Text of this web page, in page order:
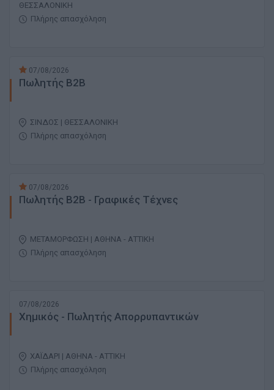
ΘΕΣΣΑΛΟΝΙΚΗ
Πλήρης απασχόληση
07/08/2026
Πωλητής Β2Β
ΣΙΝΔΟΣ | ΘΕΣΣΑΛΟΝΙΚΗ
Πλήρης απασχόληση
07/08/2026
Πωλητής B2B - Γραφικές Τέχνες
ΜΕΤΑΜΟΡΦΩΣΗ | ΑΘΗΝΑ - ΑΤΤΙΚΗ
Πλήρης απασχόληση
07/08/2026
Χημικός - Πωλητής Απορρυπαντικών
ΧΑΪΔΑΡΙ | ΑΘΗΝΑ - ΑΤΤΙΚΗ
Πλήρης απασχόληση